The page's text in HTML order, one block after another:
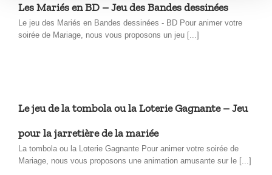
Les Mariés en BD – Jeu des Bandes dessinées
Le jeu des Mariés en Bandes dessinées - BD Pour animer votre
soirée de Mariage, nous vous proposons un jeu [...]
Le jeu de la tombola ou la Loterie Gagnante – Jeu
pour la jarretière de la mariée
La tombola ou la Loterie Gagnante Pour animer votre soirée de
Mariage, nous vous proposons une animation amusante sur le [...]